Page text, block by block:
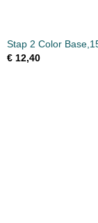
Stap 2 Color
€ 12,40